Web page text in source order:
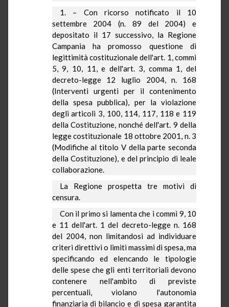
1. – Con ricorso notificato il 10
settembre 2004 (n. 89 del 2004) e
depositato il 17 successivo, la Regione
Campania ha promosso questione di
legittimità costituzionale dell'art. 1, commi
5, 9, 10, 11, e dell'art. 3, comma 1, del
decreto-legge 12 luglio 2004, n. 168
(Interventi urgenti per il contenimento
della spesa pubblica), per la violazione
degli articoli 3, 100, 114, 117, 118 e 119
della Costituzione, nonché dell'art. 9 della
legge costituzionale 18 ottobre 2001, n. 3
(Modifiche al titolo V della parte seconda
della Costituzione), e del principio di leale
collaborazione.
La Regioneprospetta tre motivi di
censura.
Con il primo si lamenta che i commi 9, 10
e 11 dell'art. 1 del decreto-legge n. 168
del 2004, non limitandosi ad individuare
criteri direttivi o limiti massimi di spesa, ma
specificando ed elencando le tipologie
delle spese che gli enti territoriali devono
contenere nell'ambito di previste
percentuali, violano l'autonomia
finanziaria di bilancio e di spesa garantita